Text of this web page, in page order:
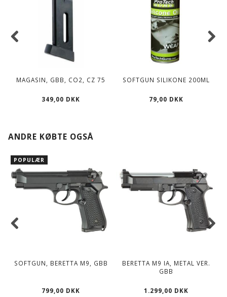
MAGASIN, GBB, CO2, CZ 75
349,00 DKK
SOFTGUN SILIKONE 200ML
79,00 DKK
ANDRE KØBTE OGSÅ
POPULÆR
SOFTGUN, BERETTA M9, GBB
799,00 DKK
BERETTA M9 IA, METAL VER.
GBB
1.299,00 DKK